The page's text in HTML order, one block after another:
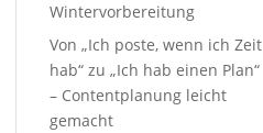
Wintervorbereitung
Von „Ich poste, wenn ich Zeit
hab“ zu „Ich hab einen Plan“
– Contentplanung leicht
gemacht